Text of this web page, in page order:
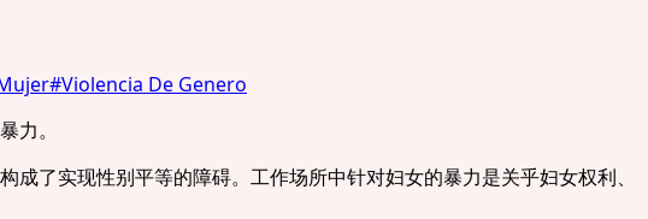
#Violencia De Genero
力。
了实现性别平等的障碍。工作场所中针对妇女的暴力是关乎妇女权利、